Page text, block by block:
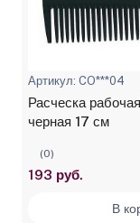
Артикул: CO***04
Расческа
черная 17 см
(0)
193 руб.
В